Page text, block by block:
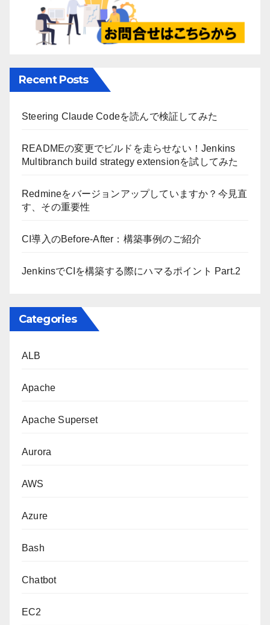
Recent Posts
Steering Claude Codeを読んで検証してみた
READMEの変更でビルドを走らせない！Jenkins
Multibranch build strategy extensionを試してみた
Redmineをバージョンアップしていますか？今見直
す、その重要性
CI導入のBefore-After：構築事例のご紹介
JenkinsでCIを構築する際にハマるポイント Part.2
Categories
ALB
Apache
Apache Superset
Aurora
AWS
Azure
Bash
Chatbot
EC2